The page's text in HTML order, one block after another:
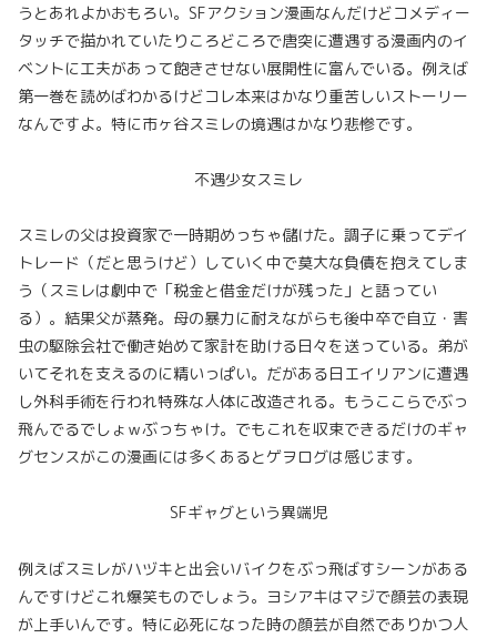
うとあれよかおもろい。SFアクション漫画なんだけどコメディー
タッチで描かれていたりころどころで唐突に遭遇する漫画内のイ
ベントに工夫があって飽きさせない展開性に富んでいる。例えば
第一巻を読めばわかるけどコレ本来はかなり重苦しいストーリー
なんですよ。特に市ヶ谷スミレの境遇はかなり悲惨です。
不遇少女スミレ
スミレの父は投資家で一時期めっちゃ儲けた。調子に乗ってデイ
トレード（だと思うけど）していく中で莫大な負債を抱えてしま
う（スミレは劇中で「税金と借金だけが残った」と語ってい
る）。結果父が蒸発。母の暴力に耐えながらも後中卒で自立・害
虫の駆除会社で働き始めて家計を助ける日々を送っている。弟が
いてそれを支えるのに精いっぱい。だがある日エイリアンに遭遇
し外科手術を行われ特殊な人体に改造される。もうここらでぶっ
飛んでるでしょｗぶっちゃけ。でもこれを収束できるだけのギャ
グセンスがこの漫画には多くあるとゲヲログは感じます。
SFギャグという異端児
例えばスミレがハヅキと出会いバイクをぶっ飛ばすシーンがある
んですけどこれ爆笑ものでしょう。ヨシアキはマジで顔芸の表現
が上手いんです。特に必死になった時の顔芸が自然でありかつ人